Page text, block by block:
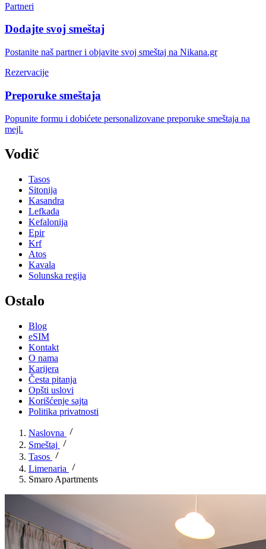
Partneri
Dodajte svoj smeštaj
Postanite naš partner i objavite svoj smeštaj na Nikana.gr
Rezervacije
Preporuke smeštaja
Popunite formu i dobićete personalizovane preporuke smeštaja na
mejl.
Vodič
Tasos
Sitonija
Kasandra
Lefkada
Kefalonija
Epir
Krf
Atos
Kavala
Solunska regija
Ostalo
Blog
eSIM
Kontakt
O nama
Karijera
Česta pitanja
Opšti uslovi
Korišćenje sajta
Politika privatnosti
Naslovna
Smeštaj
Tasos
Limenaria
Smaro Apartments